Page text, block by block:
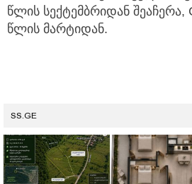
წლის სექტემბრიდან შეაჩერა,
წლის მარტიდან.
SS.GE